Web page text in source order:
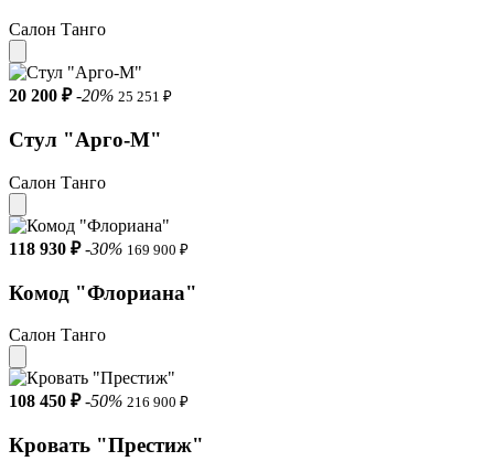
Салон Танго
20 200 ₽ -20% 25 251 ₽
Стул "Арго-М"
Салон Танго
118 930 ₽ -30% 169 900 ₽
Комод "Флориана"
Салон Танго
108 450 ₽ -50% 216 900 ₽
Кровать "Престиж"